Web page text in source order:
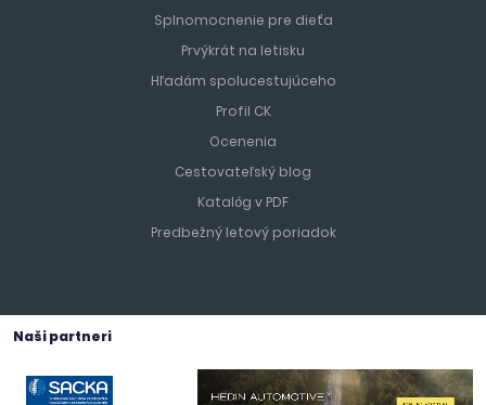
Splnomocnenie pre dieťa
Prvýkrát na letisku
Hľadám spolucestujúceho
Profil CK
Ocenenia
Cestovateľský blog
Katalóg v PDF
Predbežný letový poriadok
Naši partneri